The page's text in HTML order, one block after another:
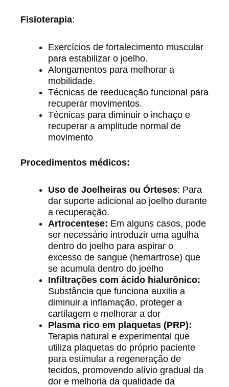
Fisioterapia:
Exercícios de fortalecimento muscular
para estabilizar o joelho.
Alongamentos para melhorar a
mobilidade.
Técnicas de reeducação funcional para
recuperar movimentos.
Técnicas para diminuir o inchaço e
recuperar a amplitude normal de
movimento
Procedimentos médicos:
Uso de Joelheiras ou Órteses: Para
dar suporte adicional ao joelho durante
a recuperação.
Artrocentese: Em alguns casos, pode
ser necessário introduzir uma agulha
dentro do joelho para aspirar o
excesso de sangue (hemartrose) que
se acumula dentro do joelho
Infiltrações com ácido hialurônico:
Substância que funciona auxilia a
diminuir a inflamação, proteger a
cartilagem e melhorar a dor
Plasma rico em plaquetas (PRP):
Terapia natural e experimental que
utiliza plaquetas do próprio paciente
para estimular a regeneração de
tecidos, promovendo alívio gradual da
dor e melhoria da qualidade da